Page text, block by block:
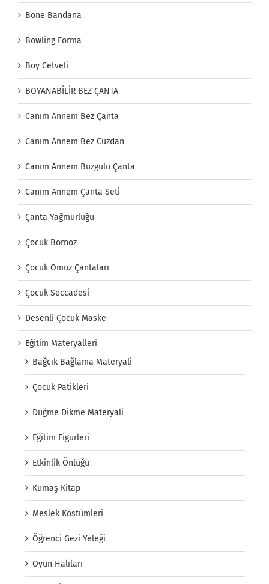
Bone Bandana
Bowling Forma
Boy Cetveli
BOYANABİLİR BEZ ÇANTA
Canım Annem Bez Çanta
Canım Annem Bez Cüzdan
Canım Annem Büzgülü Çanta
Canım Annem Çanta Seti
Çanta Yağmurluğu
Çocuk Bornoz
Çocuk Omuz Çantaları
Çocuk Seccadesi
Desenli Çocuk Maske
Eğitim Materyalleri
Bağcık Bağlama Materyali
Çocuk Patikleri
Düğme Dikme Materyali
Eğitim Figürleri
Etkinlik Önlüğü
Kumaş Kitap
Meslek Köstümleri
Öğrenci Gezi Yeleği
Oyun Halıları